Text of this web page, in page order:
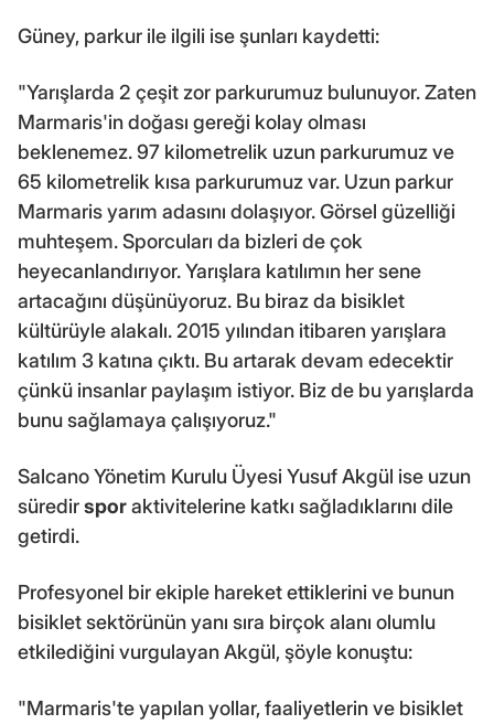
Güney, parkur ile ilgili ise şunları kaydetti:
"Yarışlarda 2 çeşit zor parkurumuz bulunuyor. Zaten
Marmaris'in doğası gereği kolay olması
beklenemez. 97 kilometrelik uzun parkurumuz ve
65 kilometrelik kısa parkurumuz var. Uzun parkur
Marmaris yarım adasını dolaşıyor. Görsel güzelliği
muhteşem. Sporcuları da bizleri de çok
heyecanlandırıyor. Yarışlara katılımın her sene
artacağını düşünüyoruz. Bu biraz da bisiklet
kültürüyle alakalı. 2015 yılından itibaren yarışlara
katılım 3 katına çıktı. Bu artarak devam edecektir
çünkü insanlar paylaşım istiyor. Biz de bu yarışlarda
bunu sağlamaya çalışıyoruz."
Salcano Yönetim Kurulu Üyesi Yusuf Akgül ise uzun
süredirsporaktivitelerine katkı sağladıklarını dile
getirdi.
Profesyonel bir ekiple hareket ettiklerini ve bunun
bisiklet sektörünün yanı sıra birçok alanı olumlu
etkilediğini vurgulayan Akgül, şöyle konuştu:
"Marmaris'te yapılan yollar, faaliyetlerin ve bisiklet